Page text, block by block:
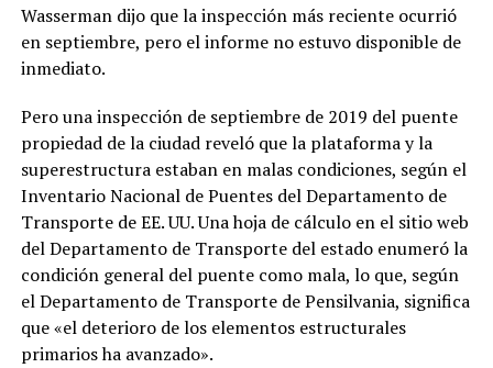
Wasserman dijo que la inspección más reciente ocurrió
en septiembre, pero el informe no estuvo disponible de
inmediato.
Pero una inspección de septiembre de 2019 del puente
propiedad de la ciudad reveló que la plataforma y la
superestructura estaban en malas condiciones, según el
Inventario Nacional de Puentes del Departamento de
Transporte de EE. UU. Una hoja de cálculo en el sitio web
del Departamento de Transporte del estado enumeró la
condición general del puente como mala, lo que, según
el Departamento de Transporte de Pensilvania, significa
que «el deterioro de los elementos estructurales
primarios ha avanzado».